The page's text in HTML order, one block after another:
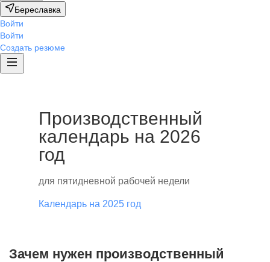
Береславка
Войти
Войти
Создать резюме
Производственный
календарь на 2026
год
для пятидневной рабочей недели
Календарь на 2025 год
Зачем нужен производственный